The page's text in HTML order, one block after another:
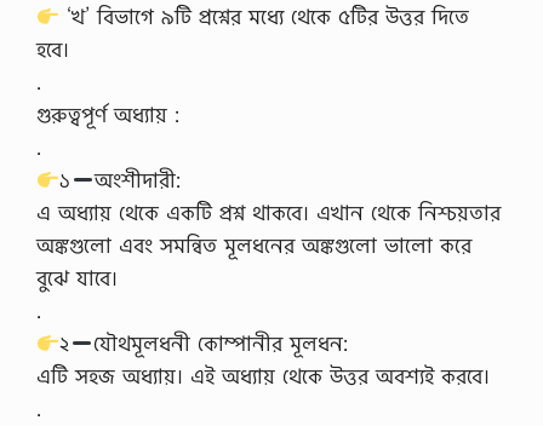
‘খ’ বিভাগে ৯টি প্রশ্নের মধ্যে থেকে ৫টির উত্তর দিতে
হবে।
.
গুরুত্বপূর্ণ অধ্যায় :
.
১
অংশীদারী:
এ অধ্যায় থেকে একটি প্রশ্ন থাকবে। এখান থেকে নিশ্চয়তার
অঙ্কগুলো এবং সমন্বিত মূলধনের অঙ্কগুলো ভালো করে
বুঝে যাবে।
.
২
যৌথমূলধনী কোম্পানীর মূলধন:
এটি সহজ অধ্যায়। এই অধ্যায় থেকে উত্তর অবশ্যই করবে।
.